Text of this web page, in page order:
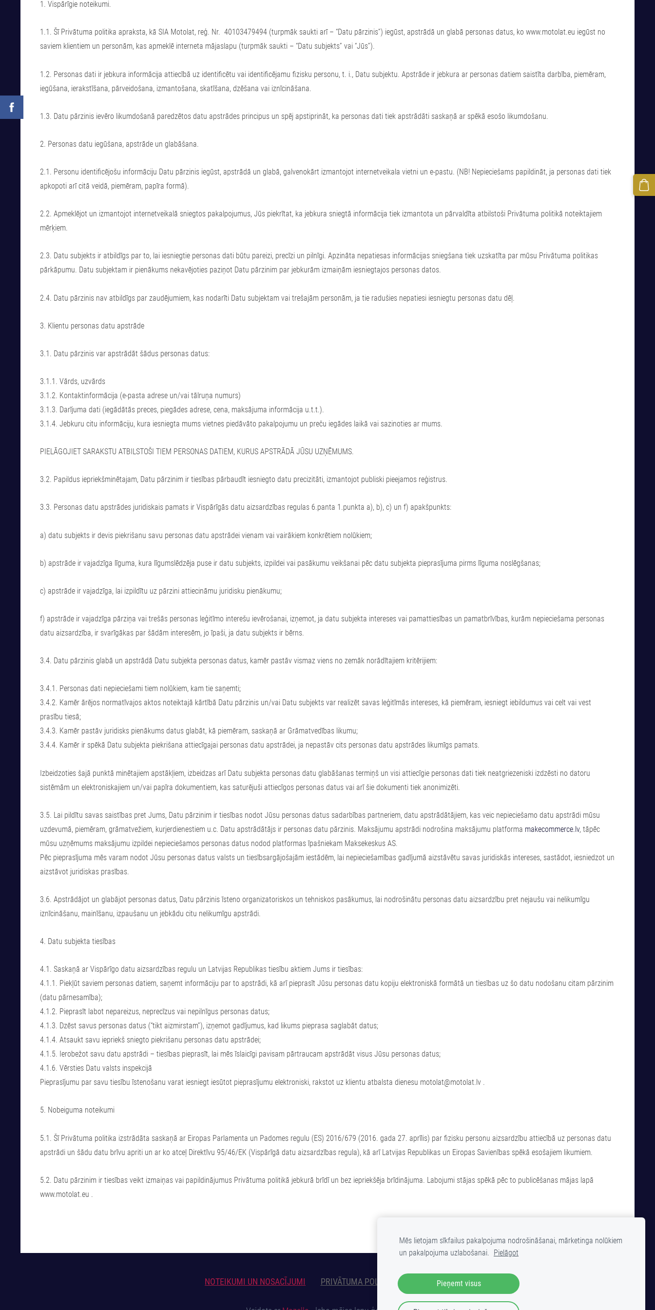
1. Vispārīgie noteikumi.
1.1. Šī Privātuma politika apraksta, kā SIA Motolat, reģ. Nr. 40103479494 (turpmāk saukti arī – “Datu pārzinis”) iegūst, apstrādā un glabā personas datus, ko www.motolat.eu iegūst no
saviem klientiem un personām, kas apmeklē interneta mājaslapu (turpmāk saukti – “Datu subjekts” vai “Jūs”).
1.2. Personas dati ir jebkura informācija attiecībā uz identificētu vai identificējamu fizisku personu, t. i., Datu subjektu. Apstrāde ir jebkura ar personas datiem saistīta darbība, piemēram,
iegūšana, ierakstīšana, pārveidošana, izmantošana, skatīšana, dzēšana vai iznīcināšana.
1.3. Datu pārzinis ievēro likumdošanā paredzētos datu apstrādes principus un spēj apstiprināt, ka personas dati tiek apstrādāti saskaņā ar spēkā esošo likumdošanu.
2. Personas datu iegūšana, apstrāde un glabāšana.
2.1. Personu identificējošu informāciju Datu pārzinis iegūst, apstrādā un glabā, galvenokārt izmantojot internetveikala vietni un e-pastu. (NB! Nepieciešams papildināt, ja personas dati tiek
apkopoti arī citā veidā, piemēram, papīra formā).
2.2. Apmeklējot un izmantojot internetveikalā sniegtos pakalpojumus, Jūs piekrītat, ka jebkura sniegtā informācija tiek izmantota un pārvaldīta atbilstoši Privātuma politikā noteiktajiem
mērķiem.
2.3. Datu subjekts ir atbildīgs par to, lai iesniegtie personas dati būtu pareizi, precīzi un pilnīgi. Apzināta nepatiesas informācijas sniegšana tiek uzskatīta par mūsu Privātuma politikas
pārkāpumu. Datu subjektam ir pienākums nekavējoties paziņot Datu pārzinim par jebkurām izmaiņām iesniegtajos personas datos.
2.4. Datu pārzinis nav atbildīgs par zaudējumiem, kas nodarīti Datu subjektam vai trešajām personām, ja tie radušies nepatiesi iesniegtu personas datu dēļ.
3. Klientu personas datu apstrāde
3.1. Datu pārzinis var apstrādāt šādus personas datus:
3.1.1. Vārds, uzvārds
3.1.2. Kontaktinformācija (e-pasta adrese un/vai tālruņa numurs)
3.1.3. Darījuma dati (iegādātās preces, piegādes adrese, cena, maksājuma informācija u.t.t.).
3.1.4. Jebkuru citu informāciju, kura iesniegta mums vietnes piedāvāto pakalpojumu un preču iegādes laikā vai sazinoties ar mums.
PIELĀGOJIET SARAKSTU ATBILSTOŠI TIEM PERSONAS DATIEM, KURUS APSTRĀDĀ JŪSU UZŅĒMUMS.
3.2. Papildus iepriekšminētajam, Datu pārzinim ir tiesības pārbaudīt iesniegto datu precizitāti, izmantojot publiski pieejamos reģistrus.
3.3. Personas datu apstrādes juridiskais pamats ir Vispārīgās datu aizsardzības regulas 6.panta 1.punkta a), b), c) un f) apakšpunkts:
a) datu subjekts ir devis piekrišanu savu personas datu apstrādei vienam vai vairākiem konkrētiem nolūkiem;
b) apstrāde ir vajadzīga līguma, kura līgumslēdzēja puse ir datu subjekts, izpildei vai pasākumu veikšanai pēc datu subjekta pieprasījuma pirms līguma noslēgšanas;
c) apstrāde ir vajadzīga, lai izpildītu uz pārzini attiecināmu juridisku pienākumu;
f) apstrāde ir vajadzīga pārziņa vai trešās personas leģitīmo interešu ievērošanai, izņemot, ja datu subjekta intereses vai pamattiesības un pamatbrīvības, kurām nepieciešama personas
datu aizsardzība, ir svarīgākas par šādām interesēm, jo īpaši, ja datu subjekts ir bērns.
3.4. Datu pārzinis glabā un apstrādā Datu subjekta personas datus, kamēr pastāv vismaz viens no zemāk norādītajiem kritērijiem:
3.4.1. Personas dati nepieciešami tiem nolūkiem, kam tie saņemti;
3.4.2. Kamēr ārējos normatīvajos aktos noteiktajā kārtībā Datu pārzinis un/vai Datu subjekts var realizēt savas leģitīmās intereses, kā piemēram, iesniegt iebildumus vai celt vai vest
prasību tiesā;
3.4.3. Kamēr pastāv juridisks pienākums datus glabāt, kā piemēram, saskaņā ar Grāmatvedības likumu;
3.4.4. Kamēr ir spēkā Datu subjekta piekrišana attiecīgajai personas datu apstrādei, ja nepastāv cits personas datu apstrādes likumīgs pamats.
Izbeidzoties šajā punktā minētajiem apstākļiem, izbeidzas arī Datu subjekta personas datu glabāšanas termiņš un visi attiecīgie personas dati tiek neatgriezeniski izdzēsti no datoru
sistēmām un elektroniskajiem un/vai papīra dokumentiem, kas saturējuši attiecīgos personas datus vai arī šie dokumenti tiek anonimizēti.
3.5. Lai pildītu savas saistības pret Jums, Datu pārzinim ir tiesības nodot Jūsu personas datus sadarbības partneriem, datu apstrādātājiem, kas veic nepieciešamo datu apstrādi mūsu
uzdevumā, piemēram, grāmatvežiem, kurjerdienestiem u.c. Datu apstrādātājs ir personas datu pārzinis. Maksājumu apstrādi nodrošina maksājumu platforma makecommerce.lv, tāpēc
mūsu uzņēmums maksājumu izpildei nepieciešamos personas datus nodod platformas īpašniekam Maksekeskus AS.
Pēc pieprasījuma mēs varam nodot Jūsu personas datus valsts un tiesībsargājošajām iestādēm, lai nepieciešamības gadījumā aizstāvētu savas juridiskās intereses, sastādot, iesniedzot un
aizstāvot juridiskas prasības.
3.6. Apstrādājot un glabājot personas datus, Datu pārzinis īsteno organizatoriskos un tehniskos pasākumus, lai nodrošinātu personas datu aizsardzību pret nejaušu vai nelikumīgu
iznīcināšanu, mainīšanu, izpaušanu un jebkādu citu nelikumīgu apstrādi.
4. Datu subjekta tiesības
4.1. Saskaņā ar Vispārīgo datu aizsardzības regulu un Latvijas Republikas tiesību aktiem Jums ir tiesības:
4.1.1. Piekļūt saviem personas datiem, saņemt informāciju par to apstrādi, kā arī pieprasīt Jūsu personas datu kopiju elektroniskā formātā un tiesības uz šo datu nodošanu citam pārzinim
(datu pārnesamība);
4.1.2. Pieprasīt labot nepareizus, neprecīzus vai nepilnīgus personas datus;
4.1.3. Dzēst savus personas datus (“tikt aizmirstam”), izņemot gadījumus, kad likums pieprasa saglabāt datus;
4.1.4. Atsaukt savu iepriekš sniegto piekrišanu personas datu apstrādei;
4.1.5. Ierobežot savu datu apstrādi – tiesības pieprasīt, lai mēs īslaicīgi pavisam pārtraucam apstrādāt visus Jūsu personas datus;
4.1.6. Vērsties Datu valsts inspekcijā
Pieprasījumu par savu tiesību īstenošanu varat iesniegt iesūtot pieprasījumu elektroniski, rakstot uz klientu atbalsta dienesu motolat@motolat.lv .
5. Nobeiguma noteikumi
5.1. Šī Privātuma politika izstrādāta saskaņā ar Eiropas Parlamenta un Padomes regulu (ES) 2016/679 (2016. gada 27. aprīlis) par fizisku personu aizsardzību attiecībā uz personas datu
apstrādi un šādu datu brīvu apriti un ar ko atceļ Direktīvu 95/46/EK (Vispārīgā datu aizsardzības regula), kā arī Latvijas Republikas un Eiropas Savienības spēkā esošajiem likumiem.
5.2. Datu pārzinim ir tiesības veikt izmaiņas vai papildinājumus Privātuma politikā jebkurā brīdī un bez iepriekšēja brīdinājuma. Labojumi stājas spēkā pēc to publicēšanas mājas lapā
www.motolat.eu .
NOTEIKUMI UN NOSACĪJUMI PRIVĀTUMA POLITIKA SĪKDATNES
Mēs lietojam sīkfailus pakalpojuma nodrošināšanai, mārketinga nolūkiem
un pakalpojuma uzlabošanai. Pielāgot
Pieņemt visus